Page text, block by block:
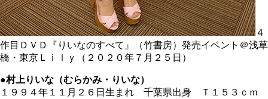
４
作目ＤＶＤ『りいなのすべて』（竹書房）発売イベント＠浅草
橋・東京Ｌｉｌｙ（２０２０年７月２５日）
●村上りいな（むらかみ・りいな）
１９９４年１１月２６日生まれ 千葉県出身 Ｔ１５３ｃｍ